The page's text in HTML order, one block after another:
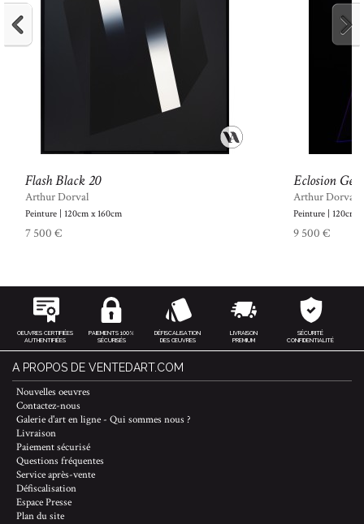
Flash Black 20
Arthur Dorval
Peinture | 120cm x 160cm
7 500 €
Eclosion
Arthur Dorval
Peinture | 120cm
9 500 €
OEUVRES CERTIFIÉES
AUTHENTIFIÉES
PAIEMENTS 100%
SÉCURISÉS
DÉFISCALISATION
DES ŒUVRES
LIVRAISON
PREMIUM
SÉCURITÉ
CONFIDENTIALITÉ
A PROPOS DE VENTEDART.COM
Nouvelles oeuvres
Contactez-nous
Galerie d'art en ligne - Qui sommes nous ?
Livraison
Paiement sécurisé
Questions fréquentes
Service après-vente
Défiscalisation
Espace Presse
Plan du site